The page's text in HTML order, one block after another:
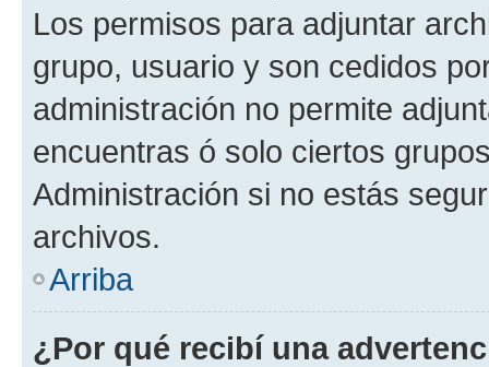
Los permisos para adjuntar
grupo, usuario y son cedidos
administración no permite
encuentras ó solo ciertos
Administración si no estás
archivos.
Arriba
¿Por qué recibí una